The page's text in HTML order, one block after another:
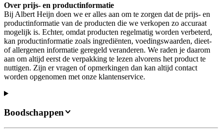
Over prijs- en productinformatie
Bij Albert Heijn doen we er alles aan om te zorgen dat de prijs- en
productinformatie van de producten die we verkopen zo accuraat
mogelijk is. Echter, omdat producten regelmatig worden verbeterd,
kan productinformatie zoals ingrediënten, voedingswaarden, dieet-
of allergenen informatie geregeld veranderen. We raden je daarom
aan om altijd eerst de verpakking te lezen alvorens het product te
nuttigen. Zijn er vragen of opmerkingen dan kan altijd contact
worden opgenomen met onze klantenservice.
Boodschappen